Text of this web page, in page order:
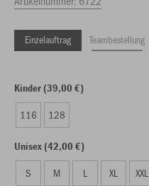
Einzelauftrag Teambestellung
Kinder (39,00 €)
116 128
Unisex (42,00 €)
S M L XL XXL